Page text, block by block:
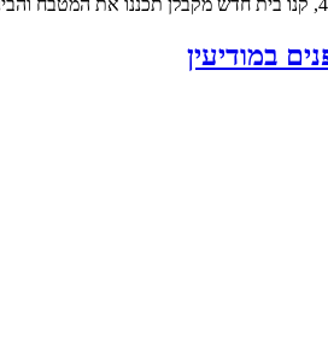
במודיעין